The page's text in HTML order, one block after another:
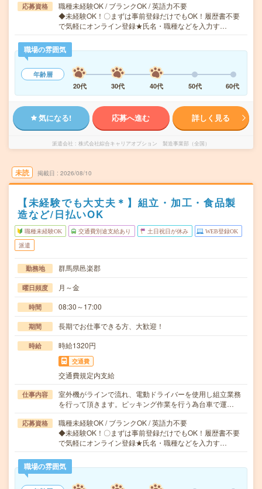
応募資格
職種未経験OK / ブランクOK / 英語力不要
◆未経験OK！〇まずは事前登録だけでもOK！履歴書不要
で気軽にオンライン登録★氏名・職種などを入力す…
職場の雰囲気
年齢層
20代
30代 40代 50代 60代
気になる! 応募へ進む 詳しく見る
派遣会社 株式会社綜合キャリアオプション 製造事業部（全国）
未読 掲載日 2026/08/10
【未経験でも大丈夫＊】組立・加工・食品製
造など/日払いOK
職種未経験OK 交通費別途支給あり 土日祝日が休み WEB登録OK
派遣
勤務地 群馬県邑楽郡
曜日頻度 月～金
時間 08:30～17:00
期間 長期でお仕事できる方、大歓迎！
時給 時給1320円
交通費
交通費規定内支給
仕事内容
室外機がラインで流れ、電動ドライバーを使用し組立業務
を行って頂きます。ピッキング作業を行う為台車で運…
応募資格
職種未経験OK / ブランクOK / 英語力不要
◆未経験OK！〇まずは事前登録だけでもOK！履歴書不要
で気軽にオンライン登録★氏名・職種などを入力す…
職場の雰囲気